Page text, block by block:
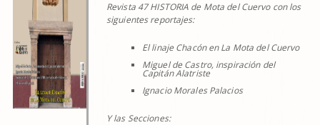
Revista 47 HISTORIA de Mota del Cuervo con los
siguientes reportajes:
El linaje Chacón en La Mota del Cuervo
Miguel de Castro, inspiración del
Capitán Alatriste
Ignacio Morales Palacios
Y las Secciones: